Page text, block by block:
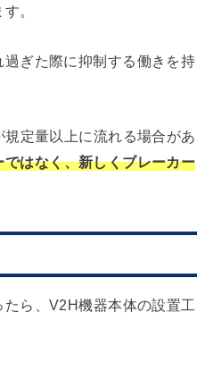
。
ぎた際に抑制する働きを持
定量以上に流れる場合があ
ではなく、新しくブレーカー
ら、V2H機器本体の設置工